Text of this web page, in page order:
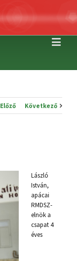
Előző Következő
László
István,
apácai
RMDSZ-
elnök a
csapat 4
éves